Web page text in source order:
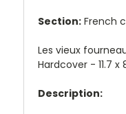
Section: French
Les vieux
Hardcover - 11.7
Description: